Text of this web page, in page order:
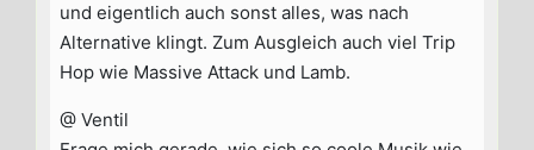
und eigentlich auch sonst alles, was nach
Alternative klingt. Zum Ausgleich auch viel Trip
Hop wie Massive Attack und Lamb.
@ Ventil